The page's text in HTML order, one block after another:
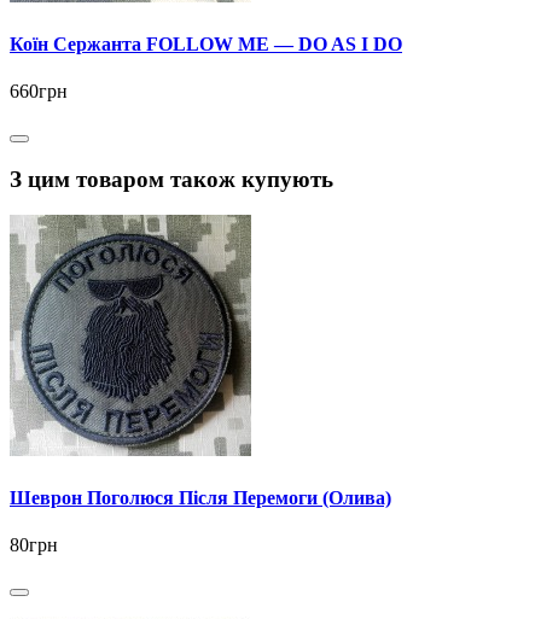
Коїн Сержанта FOLLOW ME — DO AS I DO
660грн
З цим товаром також купують
Шеврон Поголюся Після Перемоги (Олива)
80грн